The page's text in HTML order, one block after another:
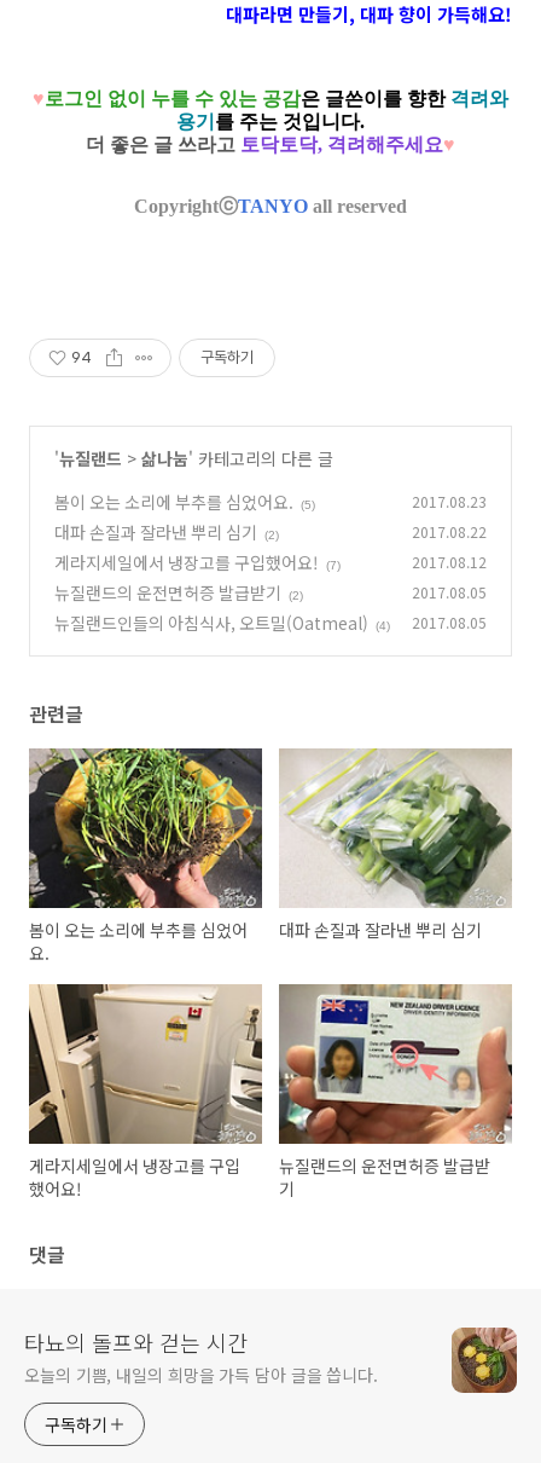
대파라면 만들기, 대파 향이 가득해요!
♥로그인 없이 누를 수 있는 공감은 글쓴이를 향한 격려와
용기 를 주는 것입니다.
더 좋은 글 쓰라고 토닥토닥, 격려해주세요♥
CopyrightⓒTANYO all reserved
94 구독하기
'뉴질랜드 > 삶나눔' 카테고리의 다른 글
봄이 오는 소리에 부추를 심었어요.
(5) 2017.08.23
대파 손질과 잘라낸 뿌리 심기 (2) 2017.08.22
게라지세일에서 냉장고를 구입했어요! (7) 2017.08.12
뉴질랜드의 운전면허증 발급받기 (2) 2017.08.05
뉴질랜드인들의 아침식사, 오트밀(Oatmeal) (4) 2017.08.05
관련글
봄이 오는 소리에 부추를 심었어
요.
대파 손질과 잘라낸 뿌리 심기
게라지세일에서 냉장고를 구입
했어요!
뉴질랜드의 운전면허증 발급받
기
댓글
타뇨의 돌프와 걷는 시간
오늘의 기쁨, 내일의 희망을 가득 담아 글을 씁니다.
구독하기